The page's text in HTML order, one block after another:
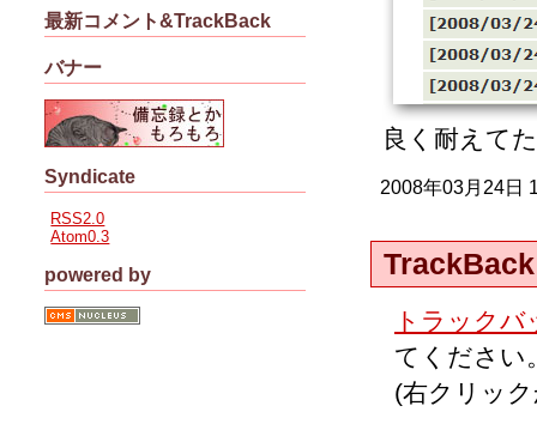
良く耐えて
2008年03月24日
TrackBack
トラックバ
てください
(右クリッ
最新コメント&TrackBack
バナー
Syndicate
RSS2.0
Atom0.3
powered by